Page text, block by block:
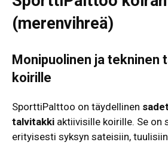
(merenvihreä)
Monipuolinen ja tekninen
koirille
SporttiPalttoo on täydellinen
talvitakki aktiivisille koirille. Se on
erityisesti syksyn sateisiin,